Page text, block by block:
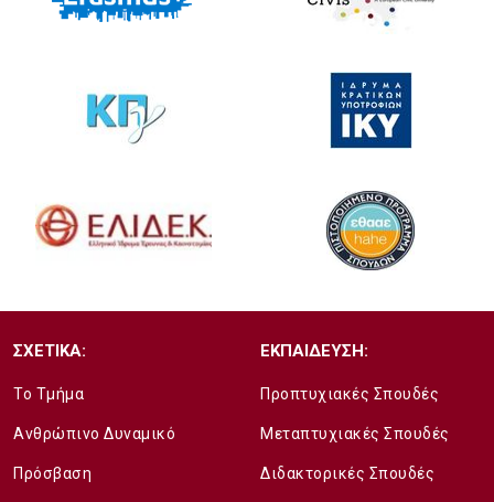
ΣΧΕΤΙΚΑ:
Το Τμήμα
Ανθρώπινο Δυναμικό
Πρόσβαση
ΕΚΠΑΙΔΕΥΣΗ:
Προπτυχιακές Σπουδές
Μεταπτυχιακές Σπουδές
Διδακτορικές Σπουδές